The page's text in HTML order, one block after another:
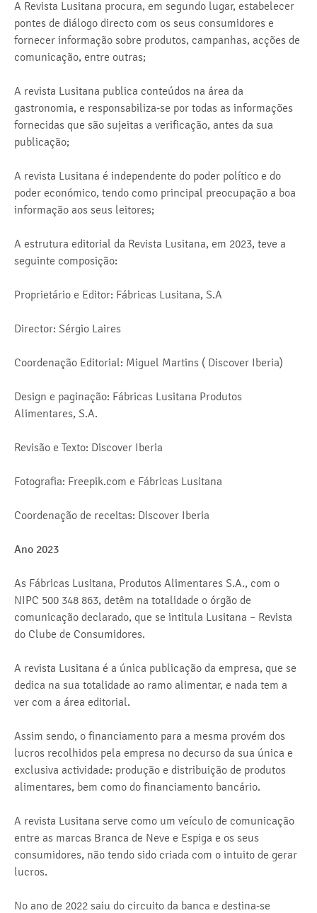
A Revista Lusitana procura, em segundo lugar, estabelecer
pontes de diálogo directo com os seus consumidores e
fornecer informação sobre produtos, campanhas, acções de
comunicação, entre outras;
A revista Lusitana publica conteúdos na área da
gastronomia, e responsabiliza-se por todas as informações
fornecidas que são sujeitas a verificação, antes da sua
publicação;
A revista Lusitana é independente do poder político e do
poder económico, tendo como principal preocupação a boa
informação aos seus leitores;
A estrutura editorial da Revista Lusitana, em 2023, teve a
seguinte composição:
Proprietário e Editor: Fábricas Lusitana, S.A
Director: Sérgio Laires
Coordenação Editorial: Miguel Martins ( Discover Iberia)
Design e paginação: Fábricas Lusitana Produtos
Alimentares, S.A.
Revisão e Texto: Discover Iberia
Fotografia: Freepik.com e Fábricas Lusitana
Coordenação de receitas: Discover Iberia
Ano 2023
As Fábricas Lusitana, Produtos Alimentares S.A., com o
NIPC 500 348 863, detêm na totalidade o órgão de
comunicação declarado, que se intitula Lusitana – Revista
do Clube de Consumidores.
A revista Lusitana é a única publicação da empresa, que se
dedica na sua totalidade ao ramo alimentar, e nada tem a
ver com a área editorial.
Assim sendo, o financiamento para a mesma provém dos
lucros recolhidos pela empresa no decurso da sua única e
exclusiva actividade: produção e distribuição de produtos
alimentares, bem como do financiamento bancário.
A revista Lusitana serve como um veículo de comunicação
entre as marcas Branca de Neve e Espiga e os seus
consumidores, não tendo sido criada com o intuito de gerar
lucros.
No ano de 2022 saiu do circuito da banca e destina-se